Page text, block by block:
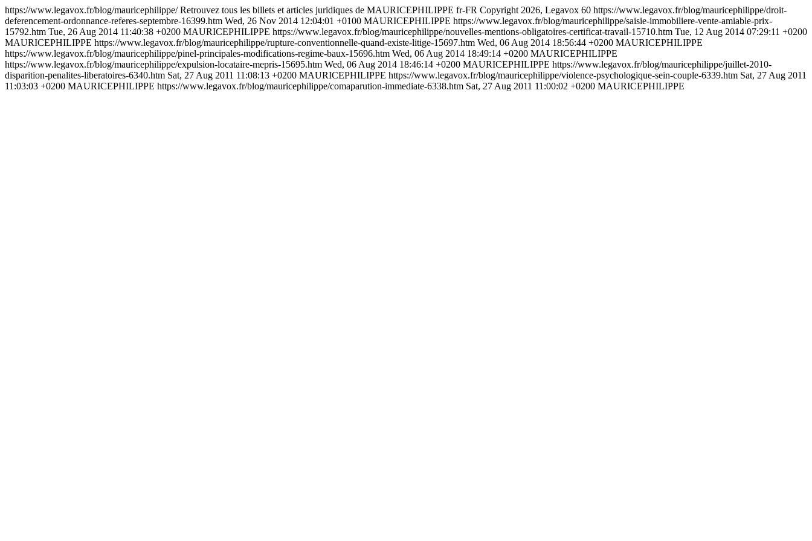
https://www.legavox.fr/blog/mauricephilippe/Retrouvez tous les billets et articles juridiques de MAURICEPHILIPPE fr-FR Copyright 2026, Legavox 60 https://www.legavox.fr/blog/mauricephilippe/droit-
deferencement-ordonnance-referes-septembre-16399.htm Wed, 26 Nov 2014 12:04:01 +0100 MAURICEPHILIPPE https://www.legavox.fr/blog/mauricephilippe/saisie-immobiliere-vente-amiable-prix-
15792.htm Tue, 26 Aug 2014 11:40:38 +0200 MAURICEPHILIPPE https://www.legavox.fr/blog/mauricephilippe/nouvelles-mentions-obligatoires-certificat-travail-15710.htm Tue, 12 Aug 2014 07:29:11 +0200
MAURICEPHILIPPE https://www.legavox.fr/blog/mauricephilippe/rupture-conventionnelle-quand-existe-litige-15697.htm Wed, 06 Aug 2014 18:56:44 +0200 MAURICEPHILIPPE
https://www.legavox.fr/blog/mauricephilippe/pinel-principales-modifications-regime-baux-15696.htm Wed, 06 Aug 2014 18:49:14 +0200 MAURICEPHILIPPE
https://www.legavox.fr/blog/mauricephilippe/expulsion-locataire-mepris-15695.htm Wed, 06 Aug 2014 18:46:14 +0200 MAURICEPHILIPPE https://www.legavox.fr/blog/mauricephilippe/juillet-2010-
disparition-penalites-liberatoires-6340.htm Sat, 27 Aug 2011 11:08:13 +0200 MAURICEPHILIPPE https://www.legavox.fr/blog/mauricephilippe/violence-psychologique-sein-couple-6339.htm Sat, 27 Aug 2011
11:03:03 +0200 MAURICEPHILIPPE https://www.legavox.fr/blog/mauricephilippe/comaparution-immediate-6338.htm Sat, 27 Aug 2011 11:00:02 +0200 MAURICEPHILIPPE